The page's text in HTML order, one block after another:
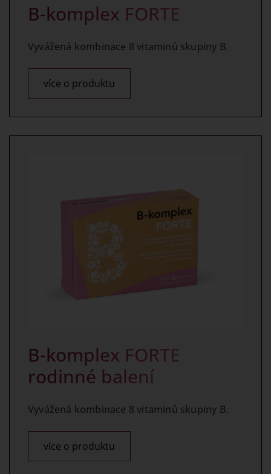
B-komplex FORTE
Vyvážená kombinace 8 vitaminů skupiny B.
více o produktu
B-komplex FORTE
rodinné balení
Vyvážená kombinace 8 vitaminů skupiny B.
více o produktu